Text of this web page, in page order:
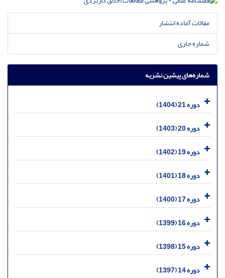
مقالات آماده انتشار
شماره جاری
شماره‌های پیشین نشریه
دوره 21 (1404)
دوره 20 (1403)
دوره 19 (1402)
دوره 18 (1401)
دوره 17 (1400)
دوره 16 (1399)
دوره 15 (1398)
دوره 14 (1397)